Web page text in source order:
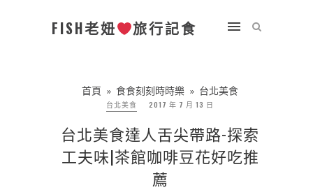
FISH老妞 旅行記食
首頁 » 食食刻刻時時樂 » 台北美食
台北美食
2017 年 7 月 13 日
台北美食達人舌尖帶路-探索
工夫味|茶館咖啡豆花好吃推
薦